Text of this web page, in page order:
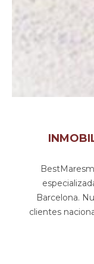
Barcelona.
clientes